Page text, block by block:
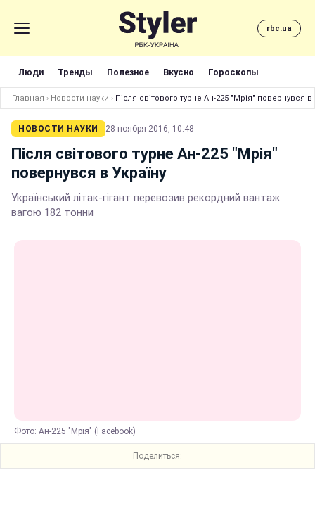
rbc.ua
Люди Тренды Полезное Вкусно Гороскопы
Главная › Новости науки › Після світового турне Ан-225 "Мрія" повернувся в
НОВОСТИ НАУКИ 28 ноября 2016, 10:48
Після світового турне Ан-225 "Мрія"
повернувся в Україну
Український літак-гігант перевозив рекордний вантаж
вагою 182 тонни
Фото: Ан-225 "Мрія" (Facebook)
Поделиться: